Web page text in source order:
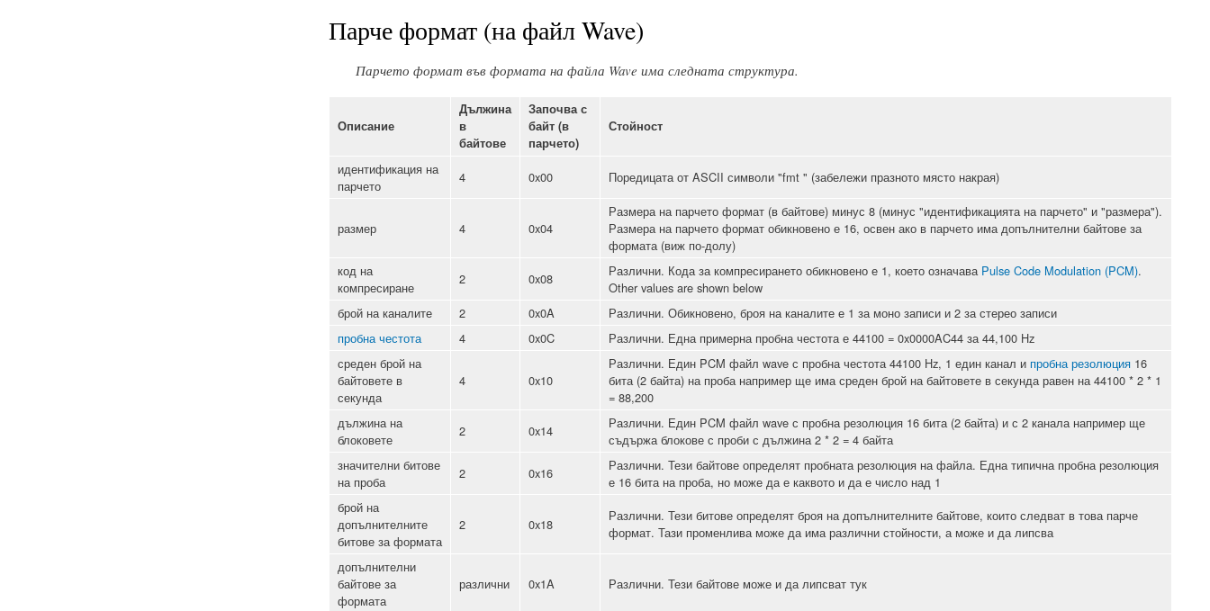
Парче формат (на файл Wave)
Парчето формат във формата на файла Wave има следната структура.
Описание
Дължина
в
байтове
Започва с
байт (в
парчето)
Стойност
идентификация на
парчето
4 0x00 Поредицата от ASCII символи "fmt " (забележи празното място накрая)
размер 4 0x04
Размера на парчето формат (в байтове) минус 8 (минус "идентификацията на парчето" и "размера").
Размера на парчето формат обикновено е 16, освен ако в парчето има допълнителни байтове за
формата (виж по-долу)
код на
компресиране
2 0x08 Различни. Кода за компресирането обикновено е 1, което означава Pulse Code Modulation (PCM).
Other values are shown below
брой на каналите
2 0x0A
Различни. Обикновено, броя на каналите е 1 за моно записи и 2 за стерео записи
пробна честота
4 0x0C
Различни. Една примерна пробна честота е 44100 = 0x0000AC44 за 44,100 Hz
среден брой на
байтовете в
секунда
4 0x10
Различни. Един PCM файл wave с пробна честота 44100 Hz, 1 един канал и пробна резолюция16
бита (2 байта) на проба например ще има среден брой на байтовете в секунда равен на 44100 * 2 * 1
= 88,200
дължина на
блоковете
2 0x14
Различни. Един PCM файл wave с пробна резолюция 16 бита (2 байта) и с 2 канала например ще
съдържа блокове с проби с дължина 2 * 2 = 4 байта
значителни битове
на проба
2 0x16
Различни. Тези байтове определят пробната резолюция на файла. Една типична пробна резолюция
е 16 бита на проба, но може да е каквото и да е число над 1
брой на
допълнителните
битове за формата
2 0x18
Различни. Тези битове определят броя на допълнителните байтове, които следват в това парче
формат. Тази променлива може да има различни стойности, а може и да липсва
допълнителни
байтове за
формата
различни 0x1A Различни. Тези байтове може и да липсват тук